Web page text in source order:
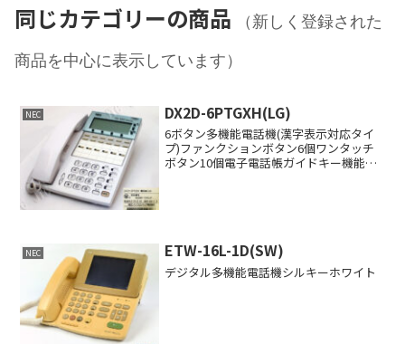
同じカテゴリーの商品
（新しく登録された
商品を中心に表示しています）
NEC DX2D-6PTGXH(LG)
6ボタン多機能電話機(漢字表示対応タイ
プ)ファンクションボタン6個ワンタッチ
ボタン10個電子電話帳ガイドキー機能搭
NEC ETW-16L-1D(SW)
デジタル多機能電話機シルキーホワイト